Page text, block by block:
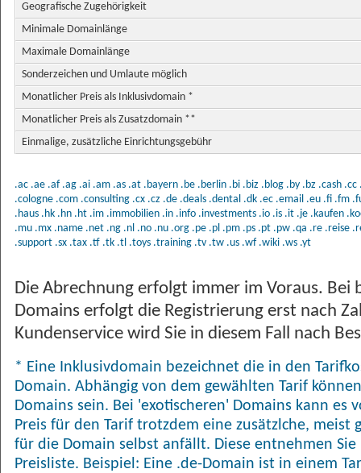
Geografische Zugehörigkeit
Minimale Domainlänge
Maximale Domainlänge
Sonderzeichen und Umlaute möglich
Monatlicher Preis als Inklusivdomain *
Monatlicher Preis als Zusatzdomain **
Einmalige, zusätzliche Einrichtungsgebühr
.ac .ae .af .ag .ai .am .as .at .bayern .be .berlin .bi .biz .blog .by .bz .cash .cc
.cologne .com .consulting .cx .cz .de .deals .dental .dk .ec .email .eu .fi .fm
.haus .hk .hn .ht .im .immobilien .in .info .investments .io .is .it .je .kaufen
.mu .mx .name .net .ng .nl .no .nu .org .pe .pl .pm .ps .pt .pw .qa .re .reise
.support .sx .tax .tf .tk .tl .toys .training .tv .tw .us .wf .wiki .ws .yt
Die Abrechnung erfolgt immer im Voraus. Bei
Domains erfolgt die Registrierung erst nach
Kundenservice wird Sie in diesem Fall nach
* Eine Inklusivdomain bezeichnet die in den
Domain. Abhängig von dem gewählten Tarif
Domains sein. Bei 'exotischeren' Domains kann es
Preis für den Tarif trotzdem eine zusätzlche, meist
für die Domain selbst anfällt. Diese entnehmen
Preisliste. Beispiel: Eine .de-Domain ist in einem